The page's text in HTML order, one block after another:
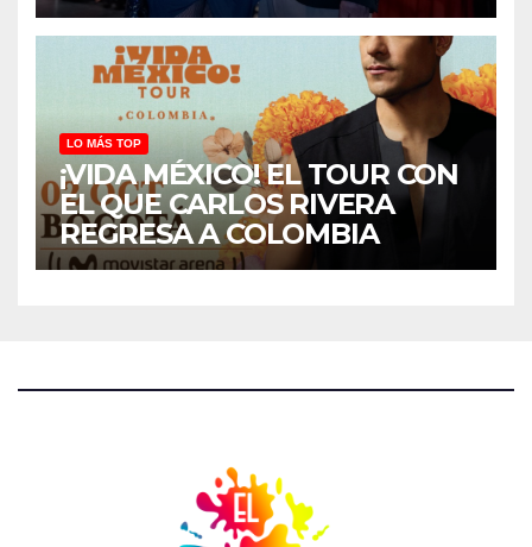
LO MÁS TOP
¡VIDA MÉXICO! EL TOUR CON
EL QUE CARLOS RIVERA
REGRESA A COLOMBIA